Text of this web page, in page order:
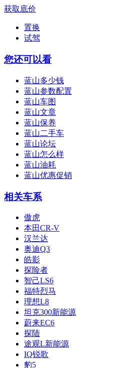
获取底价
置换
试驾
您还可以看
蓝山多少钱
蓝山参数配置
蓝山车图
蓝山文章
蓝山保养
蓝山二手车
蓝山论坛
蓝山怎么样
蓝山油耗
蓝山优惠促销
相关车系
傲虎
本田CR-V
汉兰达
奥迪Q3
皓影
探险者
智己LS6
福特烈马
理想L8
坦克300新能源
蔚来EC6
探陆
途观L新能源
IQ锐歌
豹5